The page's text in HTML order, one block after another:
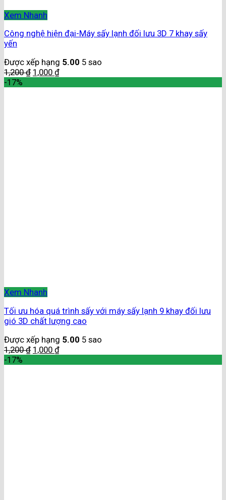
Xem Nhanh
Công nghệ hiện đại-Máy sấy lạnh đối lưu 3D 7 khay sấy
yến
Được xếp hạng 5.00 5 sao
1,200₫ 1,000 ₫
-17%
Xem Nhanh
Tối ưu hóa quá trình sấy với máy sấy lạnh 9 khay đối lưu
gió 3D chất lượng cao
Được xếp hạng 5.00 5 sao
1,200₫ 1,000 ₫
-17%